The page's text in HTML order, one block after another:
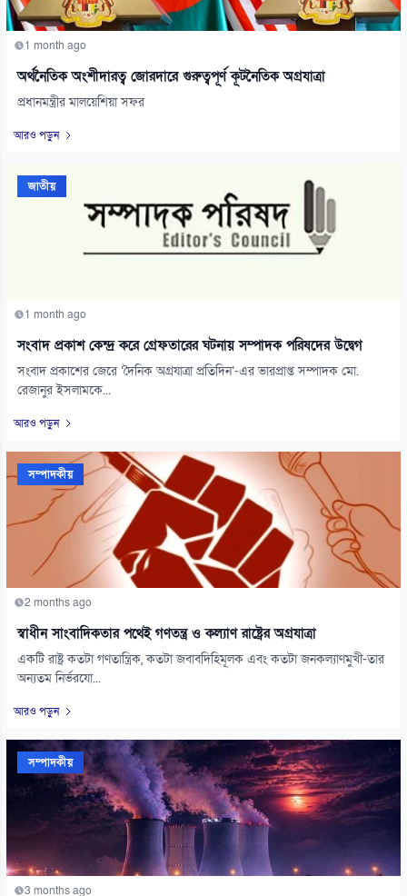
1 month ago
অর্থনৈতিক অংশীদারত্ব জোরদারে গুরুত্বপূর্ণ কূটনৈতিক অগ্রযাত্রা
প্রধানমন্ত্রীর মালয়েশিয়া সফর
আরও পড়ুন
জাতীয়
1 month ago
সংবাদ প্রকাশ কেন্দ্র করে গ্রেফতারের ঘটনায় সম্পাদক পরিষদের উদ্বেগ
সংবাদ প্রকাশের জেরে ‘দৈনিক অগ্রযাত্রা প্রতিদিন’-এর ভারপ্রাপ্ত সম্পাদক মো.
রেজানুর ইসলামকে...
আরও পড়ুন
সম্পাদকীয়
2 months ago
স্বাধীন সাংবাদিকতার পথেই গণতন্ত্র ও কল্যাণ রাষ্ট্রের অগ্রযাত্রা
একটি রাষ্ট্র কতটা গণতান্ত্রিক, কতটা জবাবদিহিমূলক এবং কতটা জনকল্যাণমুখী-তার
অন্যতম নির্ভরযো...
আরও পড়ুন
সম্পাদকীয়
3 months ago